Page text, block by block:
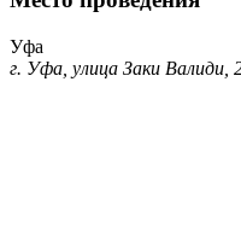
Уфа
г. Уфа, улица Заки Валиди,